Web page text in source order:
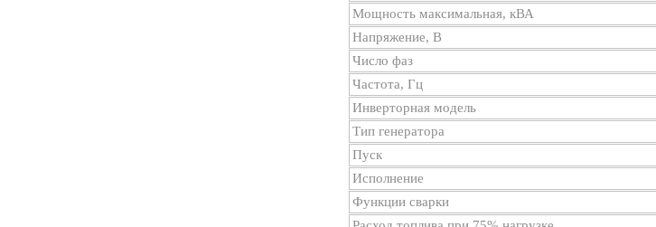
Мощность максимальная, кВА
Напряжение, В
Число фаз
Частота, Гц
Инверторная модель
Тип генератора
Пуск
Исполнение
Функции сварки